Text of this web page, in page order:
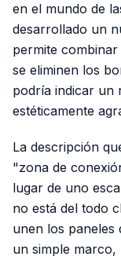
en el mundo de
desarrollado un
permite
se eliminen los
podría indicar un
estéticamente
La descripción
"zona de
lugar de uno
no está del todo
unen los paneles
un simple